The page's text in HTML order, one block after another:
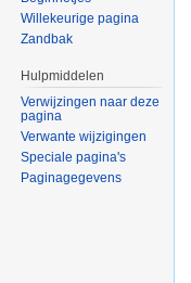
Willekeurige pagina
Zandbak
Hulpmiddelen
Verwijzingen naar deze
pagina
Verwante wijzigingen
Speciale pagina's
Paginagegevens